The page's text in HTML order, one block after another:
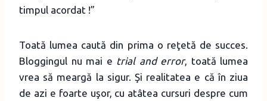
timpul acordat !”
Toată lumea caută din prima o reţetă de succes.
Bloggingul nu mai e trial and error, toată lumea
vrea să meargă la sigur. Şi realitatea e că în ziua
de azi e foarte uşor, cu atâtea cursuri despre cum